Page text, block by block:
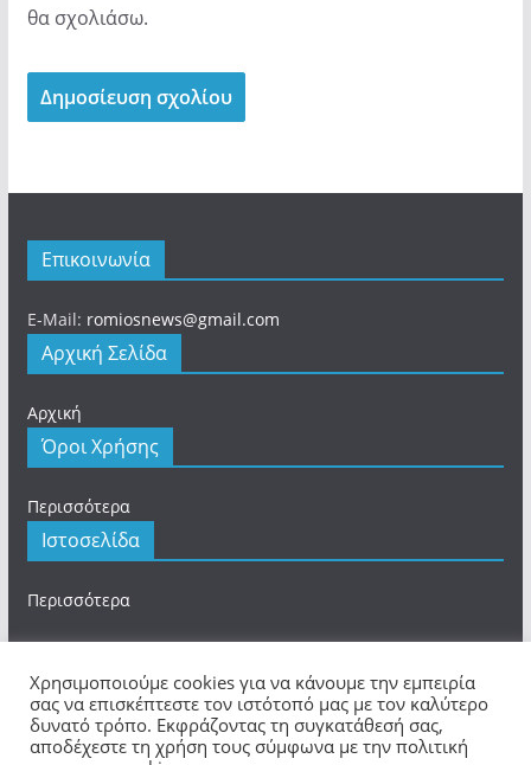
θα σχολιάσω.
Επικοινωνία
E-Mail: romiosnews@gmail.com
Αρχική Σελίδα
Αρχική
Όροι Χρήσης
Περισσότερα
Ιστοσελίδα
Περισσότερα
Πνευματικά Δικαιώματα © 2026romios.online. Τα
πνευματικά δικαιώματα προστατεύονται.
Χρησιμοποιούμε cookies για να κάνουμε την εμπειρία
σας να επισκέπτεστε τον ιστότοπό μας με τον καλύτερο
δυνατό τρόπο. Εκφράζοντας τη συγκατάθεσή σας,
αποδέχεστε τη χρήση τους σύμφωνα με την πολιτική